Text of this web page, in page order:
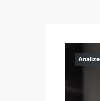
Analize